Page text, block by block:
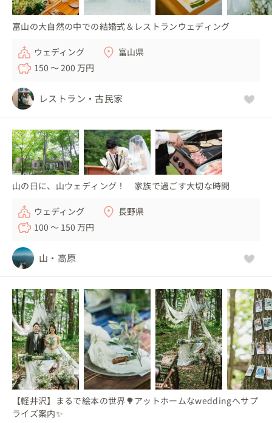
富山の大自然の中での結婚式＆レストランウェディング
ウェディング
富山県
150 〜 200 万円
レストラン・古民家
山の日に、山ウェディング！ 家族で過ごす大切な時間
ウェディング
長野県
100 〜 150 万円
山・高原
【軽井沢】まるで絵本の世界🌳アットホームなweddingへサプ
ライズ案内✨